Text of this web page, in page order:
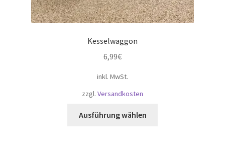
Kesselwaggon
6,99€
inkl. MwSt.
zzgl. Versandkosten
Ausführung wählen